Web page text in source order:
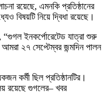
রয়েছে, এমনকি প্রতিষ্ঠানের
বিষয়টি নিয়ে দ্বিধা রয়েছে।
ইনকর্পোরেটেড যাত্রা শুরু
২৭ সেপ্টেম্বর জন্মদিন পালন
কর্মী ছিল প্রতিষ্ঠানটির।
রয়েছে গুগলের– খবর